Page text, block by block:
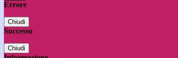
Errore
Chiudi
Successo
Chiudi